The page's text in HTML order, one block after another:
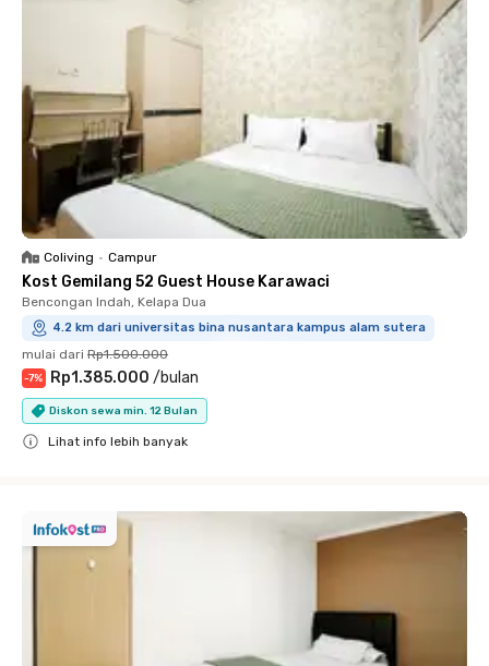
Coliving • Campur
Kost Gemilang 52 Guest House Karawaci
Bencongan Indah, Kelapa Dua
4.2 km dari universitas bina nusantara kampus alam sutera
mulai dari Rp1.500.000
-7% Rp1.385.000 /bulan
Diskon sewa min. 12 Bulan
Lihat info lebih banyak